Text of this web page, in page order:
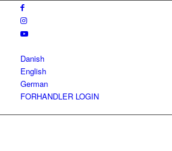
Danish
English
German
FORHANDLER LOGIN